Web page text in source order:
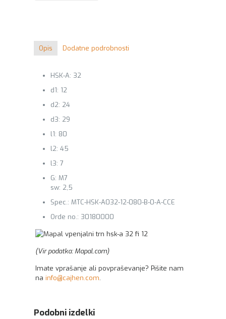
Opis Dodatne podrobnosti
HSK-A: 32
d1: 12
d2: 24
d3: 29
l1: 80
l2: 45
l3: 7
G: M7
sw: 2,5
Spec.: MTC-HSK-A032-12-080-B-0-A-CCE
Orde no.: 30180000
(Vir podatka: Mapal.com)
Imate vprašanje ali povpraševanje? Pišite nam
na info@cajhen.com.
Podobni izdelki